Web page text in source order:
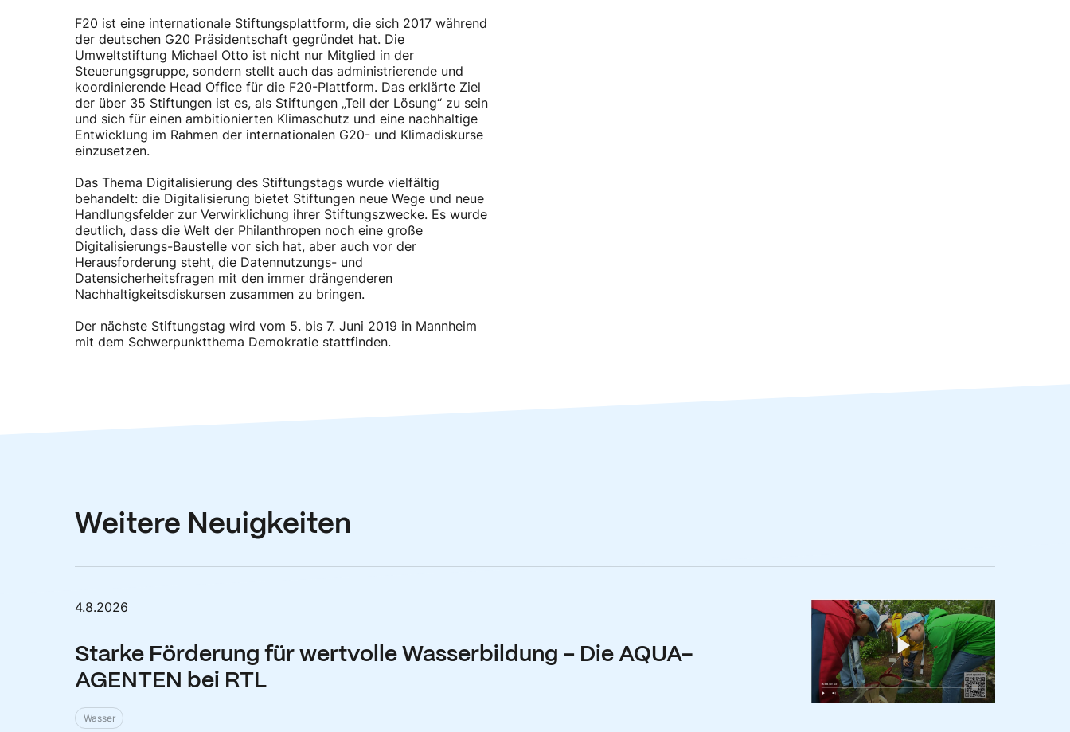
F20 ist eine internationale Stiftungsplattform, die sich 2017 während
der deutschen G20 Präsidentschaft gegründet hat. Die
Umweltstiftung Michael Otto ist nicht nur Mitglied in der
Steuerungsgruppe, sondern stellt auch das administrierende und
koordinierende Head Office für die F20-Plattform. Das erklärte Ziel
der über 35 Stiftungen ist es, als Stiftungen „Teil der Lösung“ zu sein
und sich für einen ambitionierten Klimaschutz und eine nachhaltige
Entwicklung im Rahmen der internationalen G20- und Klimadiskurse
einzusetzen.
Das Thema Digitalisierung des Stiftungstags wurde vielfältig
behandelt: die Digitalisierung bietet Stiftungen neue Wege und neue
Handlungsfelder zur Verwirklichung ihrer Stiftungszwecke. Es wurde
deutlich, dass die Welt der Philanthropen noch eine große
Digitalisierungs-Baustelle vor sich hat, aber auch vor der
Herausforderung steht, die Datennutzungs- und
Datensicherheitsfragen mit den immer drängenderen
Nachhaltigkeitsdiskursen zusammen zu bringen.
Der nächste Stiftungstag wird vom 5. bis 7. Juni 2019 in Mannheim
mit dem Schwerpunktthema Demokratie stattfinden.
Weitere Neuigkeiten
4.8.2026
Starke Förderung für wertvolle Wasserbildung – Die AQUA-
AGENTEN bei RTL
Wasser